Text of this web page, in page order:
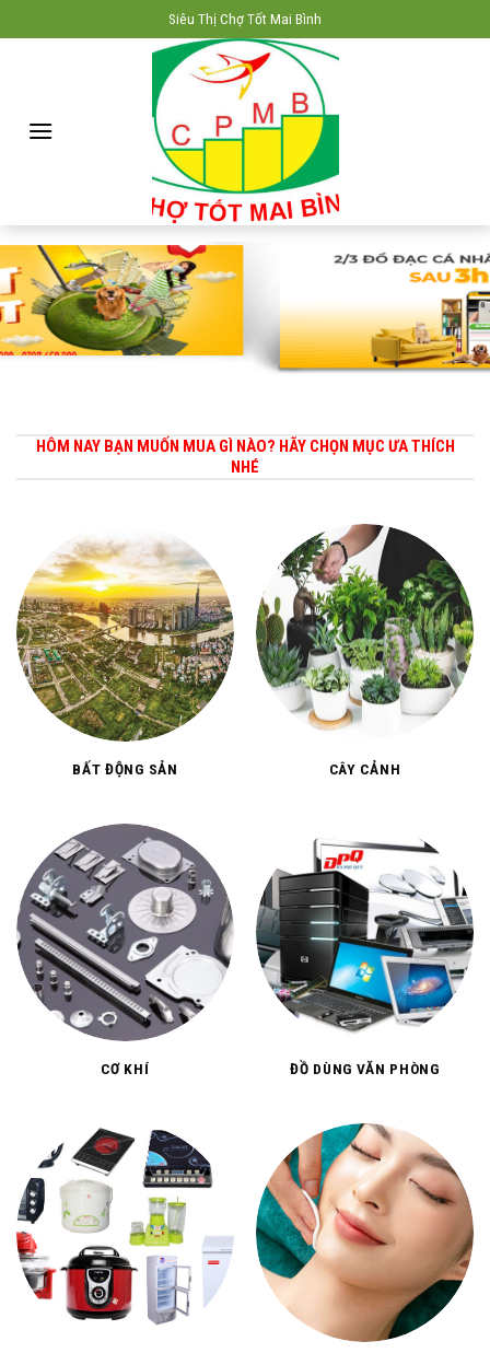
to
Siêu Thị Chợ Tốt Mai Bình
HÔM NAY BẠN MUỐN MUA GÌ NÀO? HÃY CHỌN MỤC ƯA THÍCH
NHÉ
BẤT ĐỘNG SẢN CÂY CẢNH
CƠ KHÍ ĐỒ DÙNG VĂN PHÒNG